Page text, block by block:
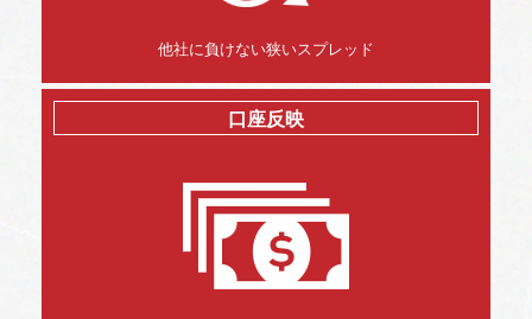
他社に負けない狭いスプレッド
口座反映